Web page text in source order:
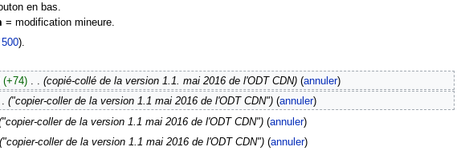
en bas.
= modification mineure.
500).
(+74)‎ . . (copié-collé de la version 1.1. mai 2016 de l'ODT CDN)(annuler)
("copier-coller de la version 1.1 mai 2016 de l'ODT CDN")(annuler)
coller de la version 1.1 mai 2016 de l'ODT CDN")(annuler)
("copier-coller de la version 1.1 mai 2016 de l'ODT CDN")(annuler)